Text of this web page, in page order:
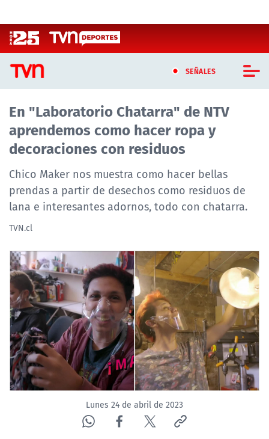
SEÑALES
CASTING MASTERCHEF CHILE
CASTING TVN VERTICAL
TVN VERTICAL
TVN PLAY
PROGRAMAS
TELESERIES
NTV
ACTUALIDAD Y TENDENCIAS
CORPORATIVO Y TRANSPARENCIA
CANAL DE DENUNCIAS
ÁREA DE PROYECTOS
En "Laboratorio Chatarra" de NTV
aprendemos como hacer ropa y
decoraciones con residuos
Chico Maker nos muestra como hacer bellas
prendas a partir de desechos como residuos de
lana e interesantes adornos, todo con chatarra.
TVN.cl
Lunes 24 de abril de 2023